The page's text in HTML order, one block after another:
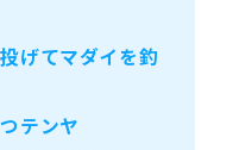
げてマダイを釣
テンヤ